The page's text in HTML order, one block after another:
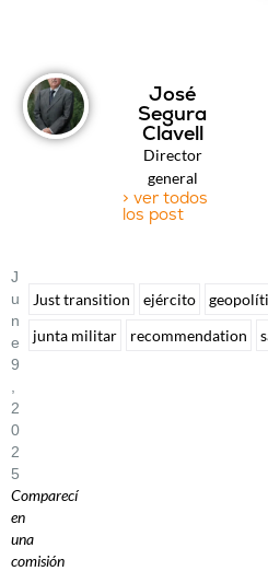
José
Segura
Clavell
Director
general
> ver todos
los post
J
U
N
E
9
2
0
2
5
Comparecí
en
una
comisión
Just transition ejército
junta militar
recommendation